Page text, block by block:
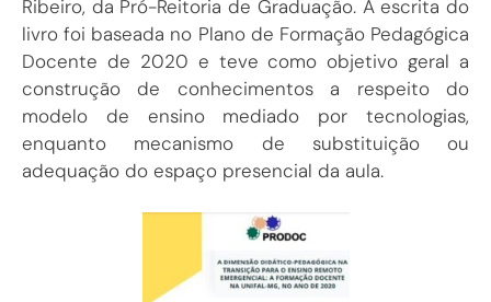
Ribeiro, da Pró-Reitoria de Graduação. A escrita do
livro foi baseada no Plano de Formação Pedagógica
Docente de 2020 e teve como objetivo geral a
construção de conhecimentos a respeito do
modelo de ensino mediado por tecnologias,
enquanto mecanismo de substituição ou
adequação do espaço presencial da aula.